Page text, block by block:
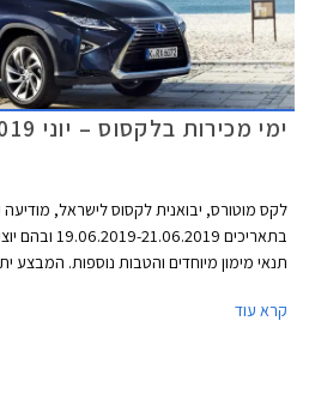
ימי מכירות בלקסוס – יוני 2019
בתאריכים
תנאי מימון מיוחדים והטבות נוספות. המבצע
קרא עוד